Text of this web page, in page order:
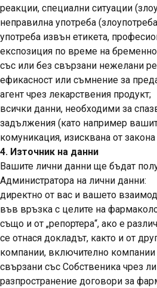
реакции, специални ситуации
неправилна употреба
употреба извън етикета,
експозиция по време на
със или без свързани нежелани
ефикасност или съмнение за
агент чрез лекарствения продукт;
всички данни, необходими за
задължения (като например
комуникация, изисквана от закона
4. Източник на данни
Вашите лични данни ще бъдат
Администратора на лични данни:
директно от вас и вашето
във връзка с целите на
също и от „репортера“, ако е
се отнася докладът, както и от
компании, включително компании
свързани със Собственика чрез
разпространение договори за